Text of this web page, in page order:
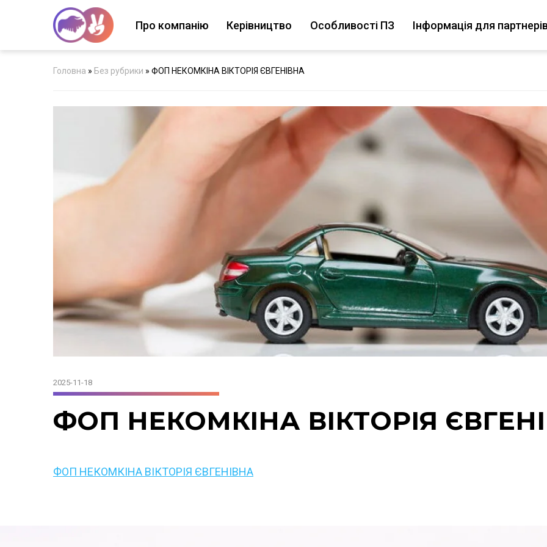
Про компанію Керівництво Особливості ПЗ Інформація для
Головна » Без рубрики » ФОП НЕКОМКІНА ВІКТОРІЯ ЄВГЕНІВНА
2025-11-18
ФОП НЕКОМКІНА ВІКТОРІЯ
ФОП НЕКОМКІНА ВІКТОРІЯ ЄВГЕНІВНА